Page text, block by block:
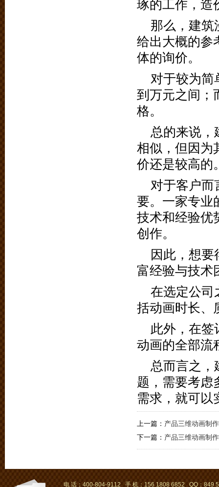
琢的工作，造
那么，建筑
给出大概的参
体的询价。
对于较为简
到万元之间；
格。
总的来说，
相似，但因为
价还是较高的
对于客户而
要。一家专业
技术和经验优
创作。
因此，想
富经验与技术
在选定公司
括动画时长、
此外，在签
动画的全部流
总而言之，
题，需要考虑
需求，就可以
上一篇： 产品三维动画制
下一篇： 产品三维动画制
电 话：400-804-9112 手 机：156 1808 6852 QQ：849